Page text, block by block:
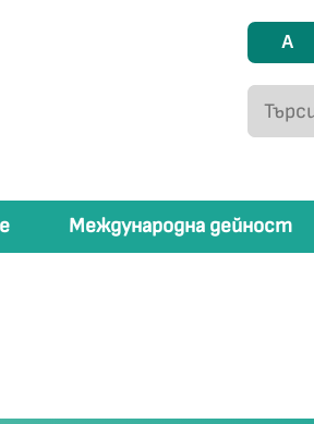
A
Международна дейност